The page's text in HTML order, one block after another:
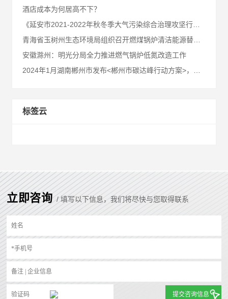
酒店成本为何居高不下？
《延安市2021-2022年秋冬季大气污染综合治理攻坚行动方案》
青海省玉树州生态环境局组织召开燃煤锅炉清洁能源替代项目推进会
安徽滁州：明光分局全力推进燃气锅炉低氮改造工作
标签云
立即咨询 / 填写以下信息，我们将尽快与您取得联系
提交咨询信息